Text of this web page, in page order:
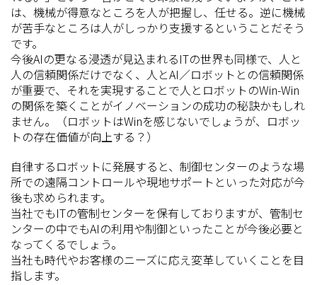
は、機械が得意なところを人が把握し、任せる。逆に機械
が苦手なところは人がしっかり支援するということだそう
です。
今後AIの更なる浸透が見込まれるITの世界も同様で、人と
人の信頼関係だけでなく、人とAI／ロボットとの信頼関係
が重要で、それを実現することで人とロボットのWin-Win
の関係を築くことがイノベーションの成功の秘訣かもしれ
ません。（ロボットはWinを感じないでしょうが、ロボッ
トの存在価値が向上する？）
自律するロボットに発展すると、制御センターのような場
所での遠隔コントロールや現地サポートといった対応が今
後も求められます。
当社でもITの管制センターを保有しておりますが、管制セ
ンターの中でもAIの利用や制御といったことが今後必要と
なってくるでしょう。
当社も時代やお客様のニーズに応え変革していくことを目
指します。